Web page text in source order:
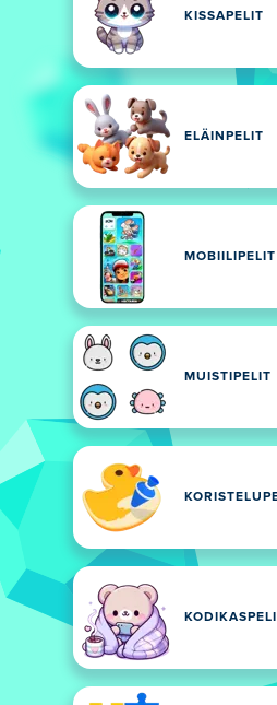
KISSAPELIT
ELÄINPELIT
MOBIILIPELIT
MUISTIPELIT